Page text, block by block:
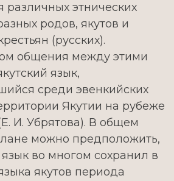
различных этнических
родов, якутов и
(русских).
общения между этими
язык,
среди эвенкийских
Якутии на рубеже
И. Убрятова). В общем
можно предположить,
во многом сохранил в
якутов периода